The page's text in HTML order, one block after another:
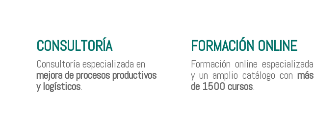
CONSULTORÍA
Consultoría especializada en
mejora de procesos productivos
y logísticos.
FORMACIÓN ONLINE
Formación online especializada
y un amplio catálogo conmás
de 1500 cursos.